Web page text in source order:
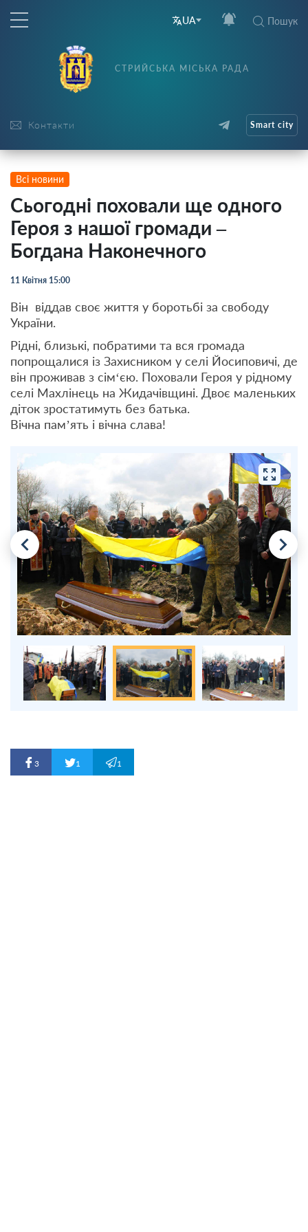
UA Пошук
Контакти
СТРИЙСЬКА МІСЬКА РАДА
Smart city
3 1 1
Всі новини
Сьогодні поховали ще одного
Героя з нашої громади –
Богдана Наконечного
11 Квітня 15:00
Він віддав своє життя у боротьбі за свободу
України.
Рідні, близькі, побратими та вся громада
попрощалися із Захисником у селі Йосиповичі, де
він проживав з сім‘єю. Поховали Героя у рідному
селі Махлінець на Жидачівщині. Двоє маленьких
діток зростатимуть без батька.
Вічна пам’ять і вічна слава!